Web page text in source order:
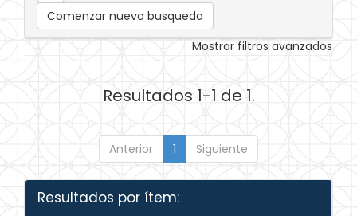
Comenzar nueva busqueda
Mostrar filtros avanzados
Resultados 1-1 de 1.
Anterior 1 Siguiente
Resultados por ítem: